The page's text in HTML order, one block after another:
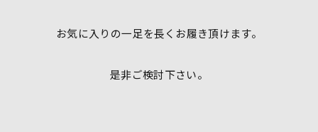
お気に入りの一足を長くお履き頂けます。
是非ご検討下さい。